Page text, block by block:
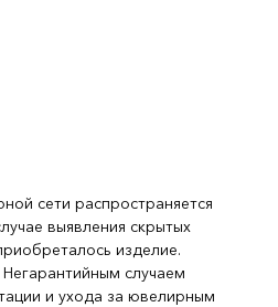
сети распространяется
выявления скрытых
изделие.
случаем
и ухода за ювелирным